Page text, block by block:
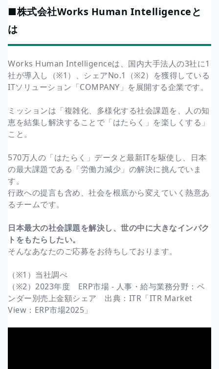
■株式会社Works Human Intelligenceと
は
Works Human Intelligenceは、国内大手法人の3社に1
社が導入し（※1）、シェアNo.1（※2）を獲得している
ITソリューション「COMPANY」を展開する企業です。
ミッションは「複雑化、多様化する社会課題を、人の知
恵を結集し解決することで「はたらく」を楽しくする」
こと。
570万人の「はたらく」データと最新ITを駆使し、日本
の最大課題である「労働力減少」の解決に挑んでいま
す。
行政への提言も含め、社会を根底から変えていく熱意あ
るチームです。
日本最大の社会課題を解決し、世の中に大きなインパク
トをもたらしたい。
そんなあなたのご応募をお待ちしております。
（※1）当社調べ
（※2）2023年度 ERP市場 - 人事・給与業務分野：ベ
ンダー別売上金額シェア 出典：ITR「ITR Market
View：ERP市場2025」